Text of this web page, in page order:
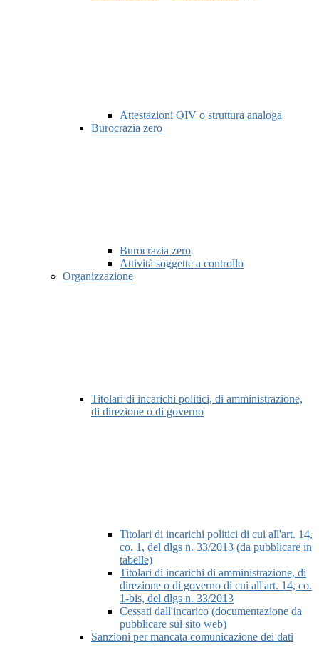
Attestazioni OIV o struttura analoga
Burocrazia zero
Burocrazia zero
Attività soggette a controllo
Organizzazione
Titolari di incarichi politici, di amministrazione,
di direzione o di governo
Titolari di incarichi politici di cui all'art. 14,
co. 1, del dlgs n. 33/2013 (da pubblicare in
tabelle)
Titolari di incarichi di amministrazione, di
direzione o di governo di cui all'art. 14, co.
1-bis, del dlgs n. 33/2013
Cessati dall'incarico (documentazione da
pubblicare sul sito web)
Sanzioni per mancata comunicazione dei dati